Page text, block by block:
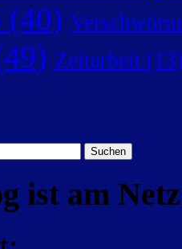
(40)
Zeitarbeit
ist am